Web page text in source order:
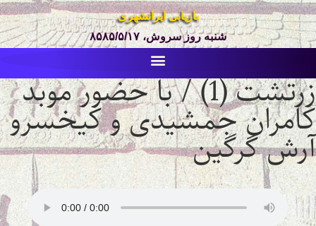
بازیابی ایرانشهری
شنبه روز سروش، ۸۵۸۵/۵/۱۷
زرتشت (1) / با حضور موبد
کامران جمشیدی و کیخسرو
آرش گرگین